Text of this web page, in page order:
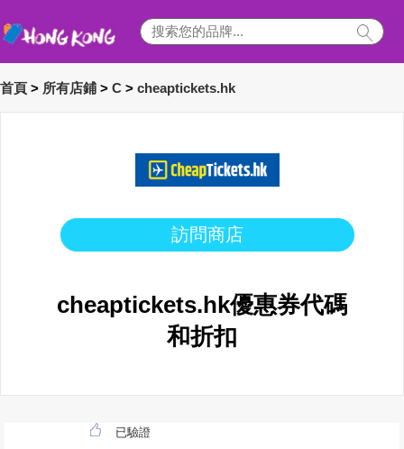
首頁 > 所有店鋪 > C > cheaptickets.hk
訪問商店
cheaptickets.hk優惠券代碼
和折扣
已驗證